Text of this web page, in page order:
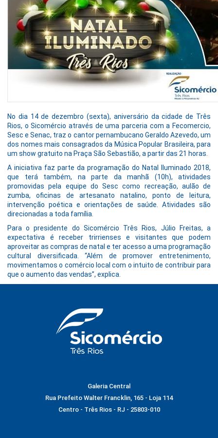
No dia 14 de dezembro (sexta), aniversário da cidade de Três
Rios, o Sicomércio através de uma parceria com a Fecomercio,
Sesc e Senac, traz o cantor pernambucano Geraldo Azevedo, um
dos nomes mais consagrados da Música Popular Brasileira, para
um show gratuito na Praça São Sebastião, a partir das 21 horas.
A iniciativa faz parte da programação do Natal Iluminado 2018,
que terá também, na parte da manhã (10h), atividades
promovidas pela equipe do Sesc como recreação, aulão de
zumba, oficinas de artesanato natalino, ponto de leitura,
intervenção poética e orientações de saúde. Atividades são
direcionadas a toda família.
Para o presidente do Sicomércio Três Rios, Júlio Freitas, a
expectativa é receber trirrienses e visitantes que podem
aproveitar as compras de natal e ter acesso a uma programação
cultural diversificada. “Além de promover entretenimento,
movimentamos o comércio local com o intuito de contribuir para
que o aumento das vendas”, explica.
Galeria Central
Rua Prefeito Walter Francklin, 165 - Loja 114
Centro - Três Rios - RJ - 25803-010